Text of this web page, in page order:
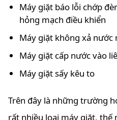
Máy giặt báo lỗi chớp
hỏng mạch điều khiển
Máy giặt không xả nước
Máy giặt cấp nước vào
Máy giặt sấy kêu to
Trên đây là những trường
rất nhiều loại máy giặt, thế